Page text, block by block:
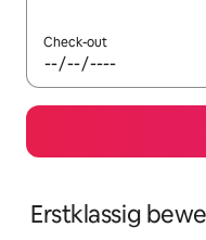
Check-out
Erstklassig